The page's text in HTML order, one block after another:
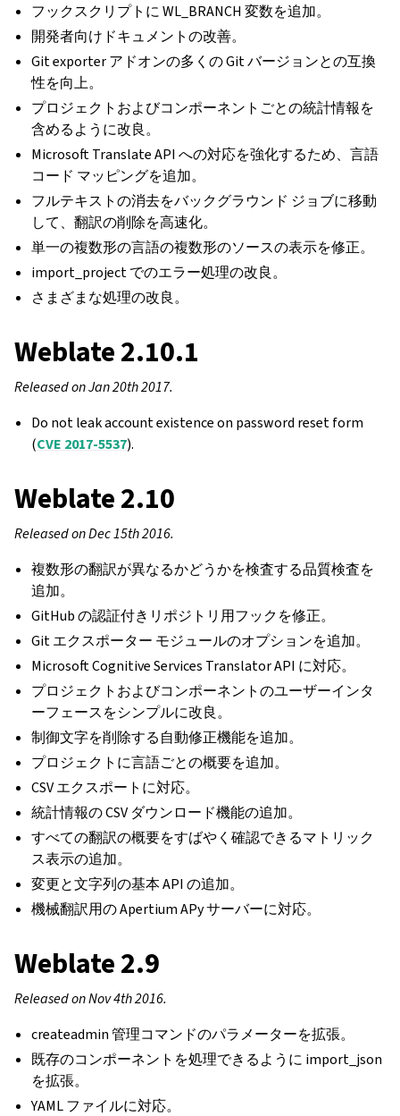
フックスクリプトに WL_BRANCH 変数を追加。
開発者向けドキュメントの改善。
Git exporter アドオンの多くの Git バージョンとの互換
性を向上。
プロジェクトおよびコンポーネントごとの統計情報を
含めるように改良。
Microsoft Translate API への対応を強化するため、言語
コード マッピングを追加。
フルテキストの消去をバックグラウンド ジョブに移動
して、翻訳の削除を高速化。
単一の複数形の言語の複数形のソースの表示を修正。
import_project でのエラー処理の改良。
さまざまな処理の改良。
Weblate 2.10.1
Released on Jan 20th 2017.
Do not leak account existence on password reset form
(CVE 2017-5537).
Weblate 2.10
Released on Dec 15th 2016.
複数形の翻訳が異なるかどうかを検査する品質検査を
追加。
GitHub の認証付きリポジトリ用フックを修正。
Git エクスポーター モジュールのオプションを追加。
Microsoft Cognitive Services Translator API に対応。
プロジェクトおよびコンポーネントのユーザーインタ
ーフェースをシンプルに改良。
制御文字を削除する自動修正機能を追加。
プロジェクトに言語ごとの概要を追加。
CSV エクスポートに対応。
統計情報の CSV ダウンロード機能の追加。
すべての翻訳の概要をすばやく確認できるマトリック
ス表示の追加。
変更と文字列の基本 API の追加。
機械翻訳用の Apertium APy サーバーに対応。
Weblate 2.9
Released on Nov 4th 2016.
createadmin 管理コマンドのパラメーターを拡張。
既存のコンポーネントを処理できるように import_json
を拡張。
YAML ファイルに対応。